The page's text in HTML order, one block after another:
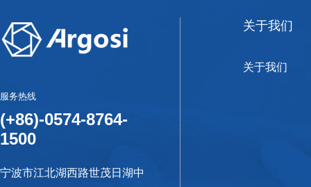
服务热线
(+86)-0574-8764-
1500
宁波市江北湖西路世茂日湖中
关于我们
关于我们